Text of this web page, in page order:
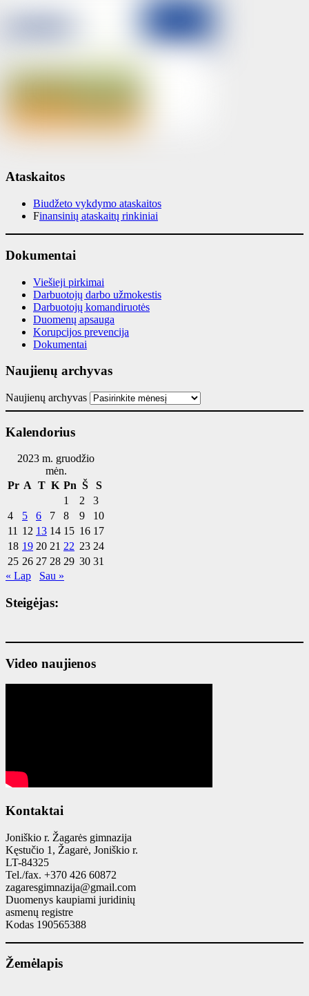
Ataskaitos
Biudžeto vykdymo ataskaitos
Finansinių ataskaitų rinkiniai
Dokumentai
Viešieji pirkimai
Darbuotojų darbo užmokestis
Darbuotojų komandiruotės
Duomenų apsauga
Korupcijos prevencija
Dokumentai
Naujienų archyvas
Naujienų archyvas
Kalendorius
2023 m. gruodžio
mėn.
Pr A T K Pn Š
S
1
2
3
4
5 6 7 8 9
10
11 12 13 14 15 16 17
18 19 20 21 22 23 24
25 26 27 28 29 30 31
« Lap
Sau »
Steigėjas:
Video naujienos
Kontaktai
Joniškio r. Žagarės gimnazija
Kęstučio 1, Žagarė, Joniškio r.
LT-84325
Tel./fax. +370 426 60872
zagaresgimnazija@gmail.com
Duomenys kaupiami juridinių
asmenų registre
Kodas 190565388
Žemėlapis